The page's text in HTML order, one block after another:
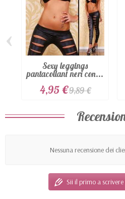
Sexy leggings
pantacollant neri con...
4,95 €9,89 €
‹
Nessuna recensione dei
Sii il primo a